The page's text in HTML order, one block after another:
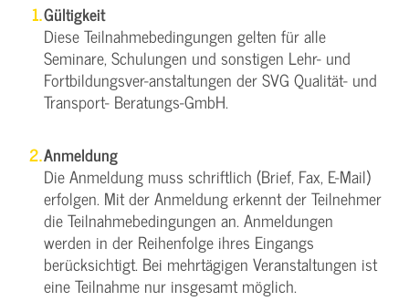
Gültigkeit
Diese Teilnahmebedingungen gelten für alle
Seminare, Schulungen und sonstigen Lehr- und
Fortbildungsver-anstaltungen der SVG Qualität- und
Transport- Beratungs-GmbH.
Anmeldung
Die Anmeldung muss schriftlich (Brief, Fax, E-Mail)
erfolgen. Mit der Anmeldung erkennt der Teilnehmer
die Teilnahmebedingungen an. Anmeldungen
werden in der Reihenfolge ihres Eingangs
berücksichtigt. Bei mehrtägigen Veranstaltungen ist
eine Teilnahme nur insgesamt möglich.